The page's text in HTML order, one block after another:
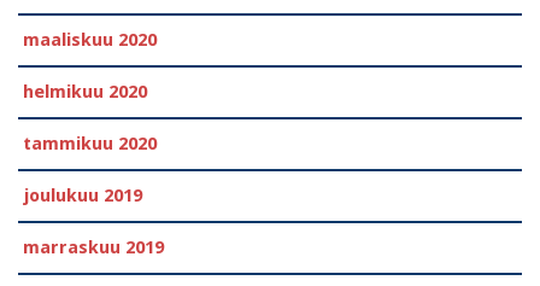
maaliskuu 2020
helmikuu 2020
tammikuu 2020
joulukuu 2019
marraskuu 2019